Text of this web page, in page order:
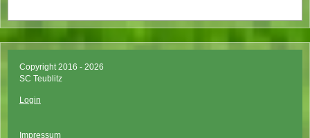
Copyright 2016 - 2026
SC Teublitz
Login
Impressum